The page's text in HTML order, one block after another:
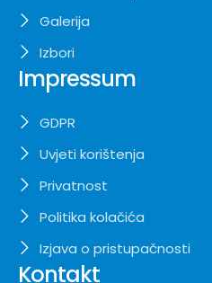
Galerija
Izbori
Impressum
GDPR
Uvjeti korištenja
Privatnost
Politika kolačića
Izjava o pristupačnosti
Kontakt